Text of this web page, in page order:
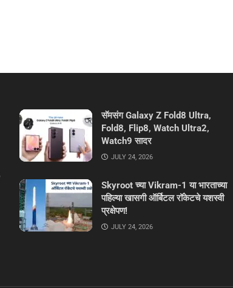
सॅमसंग Galaxy Z Fold8 Ultra,
Fold8, Flip8, Watch Ultra2,
Watch9 सादर
JULY 24, 2026
Skyroot च्या Vikram-1 या भारताच्या
पहिल्या खासगी ऑर्बिटल रॉकेटचे यशस्वी
प्रक्षेपण!
JULY 24, 2026